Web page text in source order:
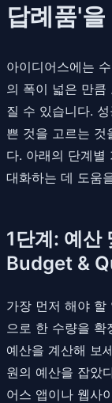
답례품'
아이디어스에는
의 폭이 넓은 만큼
질 수 있습니다.
쁜 것을 고르는 것
다. 아래의 단계별
대화하는 데 도움
1단계: 예산
Budget &
가장 먼저 해야 할
으로 한 수량을 확
예산을 계산해 보
원의 예산을 잡았
어스 앱이나 웹사